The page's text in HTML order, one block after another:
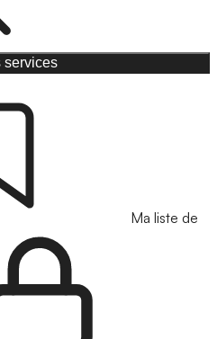
services
Ma liste de